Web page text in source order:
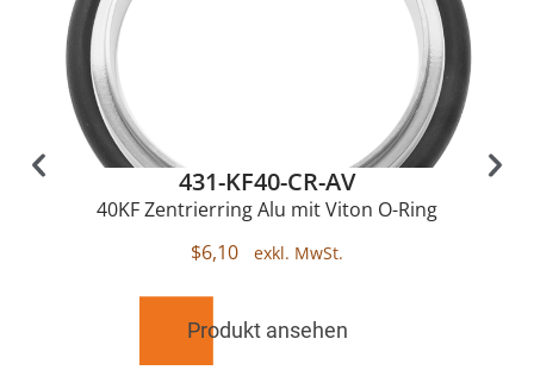
431-KF40-CR-AV
40KF Zentrierring Alu mit Viton O-Ring
$6,10
Produkt ansehen